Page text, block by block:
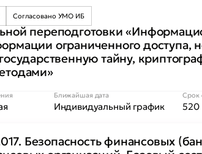
Согласовано УМО ИБ
переподготовки
ограниченного доступа,
тайну,
Ближайшая дата
Индивидуальный график
Срок
520
Безопасность финансовых